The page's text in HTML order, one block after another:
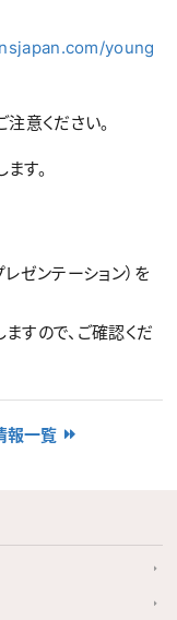
young
意ください。
す。
ゼンテーション）を
すので、ご確認くだ
報一覧